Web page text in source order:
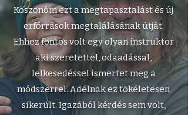
Köszönöm ezt a megtapasztalást és új
erfőrrások megtalálásának útját.
Ehhez fontos volt egy olyan instruktor
aki szeretettel, odaadással,
lelkesedéssel ismertet meg a
módszerrel. Adélnak ez tökéletesen
sikerült. Igazából kérdés sem volt,